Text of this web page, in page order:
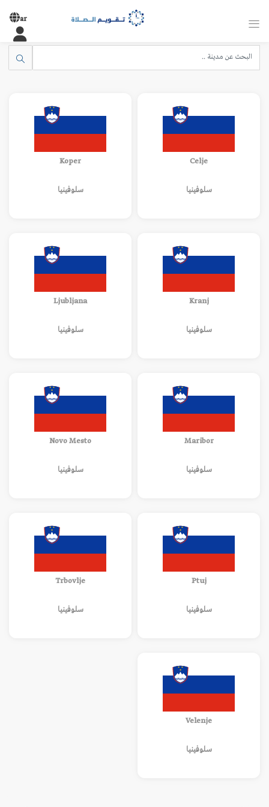
ar
Celje
سلوفينيا
Koper
سلوفينيا
Kranj
سلوفينيا
Ljubljana
سلوفينيا
Maribor
سلوفينيا
Novo Mesto
سلوفينيا
Ptuj
سلوفينيا
Trbovlje
سلوفينيا
Velenje
سلوفينيا